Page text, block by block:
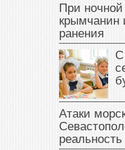
При
крымчанин
ранения
С
Атаки
реальность